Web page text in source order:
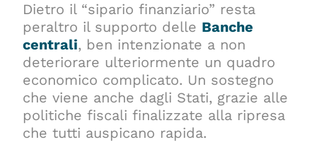
Dietro il “sipario finanziario” resta
peraltro il supporto delle Banche
centrali, ben intenzionate a non
deteriorare ulteriormente un quadro
economico complicato. Un sostegno
che viene anche dagli Stati, grazie alle
politiche fiscali finalizzate alla ripresa
che tutti auspicano rapida.